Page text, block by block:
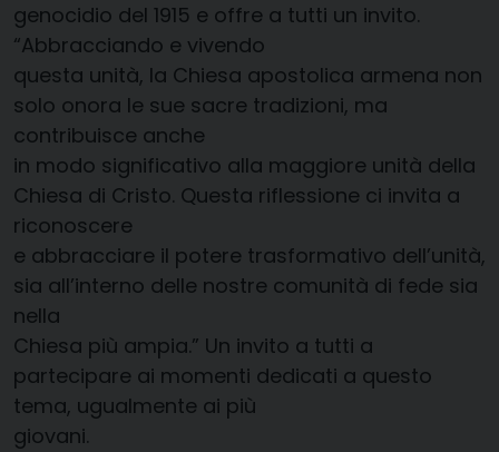
genocidio del 1915 e offre a tutti un invito.
“Abbracciando e vivendo
questa unità, la Chiesa apostolica armena non
solo onora le sue sacre tradizioni, ma
contribuisce anche
in modo significativo alla maggiore unità della
Chiesa di Cristo. Questa riflessione ci invita a
riconoscere
e abbracciare il potere trasformativo dell’unità,
sia all’interno delle nostre comunità di fede sia
nella
Chiesa più ampia.” Un invito a tutti a
partecipare ai momenti dedicati a questo
tema, ugualmente ai più
giovani.